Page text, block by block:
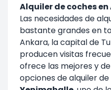
Alquiler de coches
Las necesidades de
bastante grandes en
Ankara, la capital de
producen visitas
ofrece las mejores y
opciones de alquiler